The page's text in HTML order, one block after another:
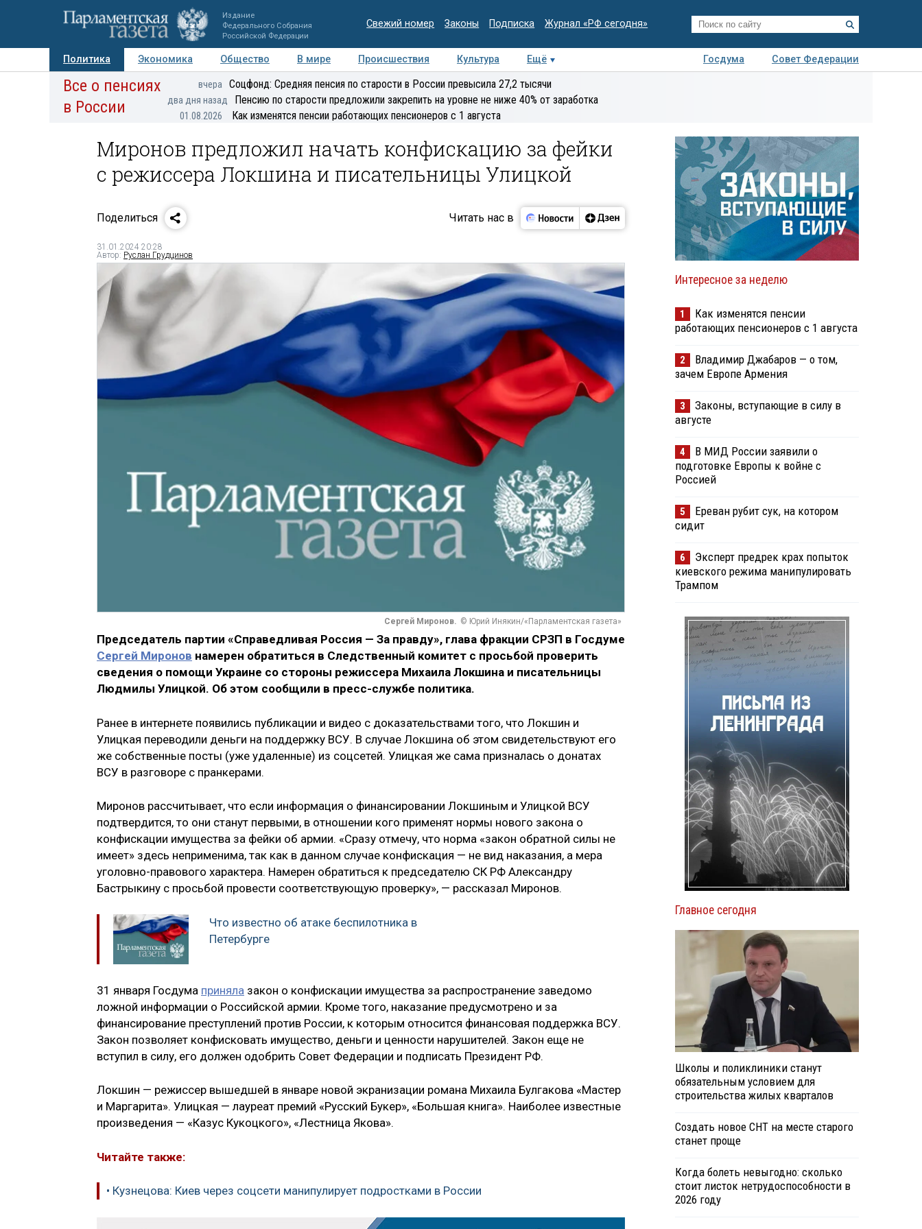
Издание
Федерального Собрания
Российской Федерации
Свежий номер Законы Подписка Журнал «РФ сегодня»
Политика Экономика Общество В мире Происшествия Культура Ещё Госдума
Совет Федерации
Авторы Персоны Мнения Регионы Медиацентр Интервью Колумнисты
экспертиза
Все о пенсиях
в России
вчера Соцфонд: Средняя пенсия по старости в России превысила 27,2 тысячи
два дня назад Пенсию по старости предложили закрепить на уровне не ниже 40% от заработка
01.08.2026 Как изменятся пенсии работающих пенсионеров с 1 августа
Миронов предложил начать конфискацию за фейки
с режиссера Локшина и писательницы Улицкой
Поделиться Читать нас в
31.01.2024 20:28
Автор: Руслан Грудцинов
Сергей Миронов. © Юрий Инякин/«Парламентская газета»
Председатель партии «Справедливая Россия — За правду», глава фракции СРЗП в Госдуме
Сергей Миронов намерен обратиться в Следственный комитет с просьбой проверить
сведения о помощи Украине со стороны режиссера Михаила Локшина и писательницы
Людмилы Улицкой. Об этом сообщили в пресс-службе политика.
Ранее в интернете появились публикации и видео с доказательствами того, что Локшин и
Улицкая переводили деньги на поддержку ВСУ. В случае Локшина об этом свидетельствуют его
же собственные посты (уже удаленные) из соцсетей. Улицкая же сама призналась о донатах
ВСУ в разговоре с пранкерами.
Миронов рассчитывает, что если информация о финансировании Локшиным и Улицкой ВСУ
подтвердится, то они станут первыми, в отношении кого применят нормы нового закона о
конфискации имущества за фейки об армии. «Сразу отмечу, что норма «закон обратной силы не
имеет» здесь неприменима, так как в данном случае конфискация — не вид наказания, а мера
уголовно-правового характера. Намерен обратиться к председателю СК РФ Александру
Бастрыкину с просьбой провести соответствующую проверку», — рассказал Миронов.
Что известно об атаке беспилотника в
Петербурге
31 января Госдума приняла закон о конфискации имущества за распространение заведомо
ложной информации о Российской армии. Кроме того, наказание предусмотрено и за
финансирование преступлений против России, к которым относится финансовая поддержка ВСУ.
Закон позволяет конфисковать имущество, деньги и ценности нарушителей. Закон еще не
вступил в силу, его должен одобрить Совет Федерации и подписать Президент РФ.
Локшин — режиссер вышедшей в январе новой экранизации романа Михаила Булгакова «Мастер
и Маргарита». Улицкая — лауреат премий «Русский Букер», «Большая книга». Наиболее известные
произведения — «Казус Кукоцкого», «Лестница Якова».
Читайте также:
• Кузнецова: Киев через соцсети манипулирует подростками в России
Интересное за неделю
1
Как изменятся пенсии
работающих пенсионеров с 1 августа
2
Владимир Джабаров — о том,
зачем Европе Армения
3
Законы, вступающие в силу в
августе
4
В МИД России заявили о
подготовке Европы к войне с
Россией
5
Ереван рубит сук, на котором
сидит
6
Эксперт предрек крах попыток
киевского режима манипулировать
Трампом
Главное сегодня
Школы и поликлиники станут
обязательным условием для
строительства жилых кварталов
Создать новое СНТ на месте старого
станет проще
Когда болеть невыгодно: сколько
стоит листок нетрудоспособности в
2026 году